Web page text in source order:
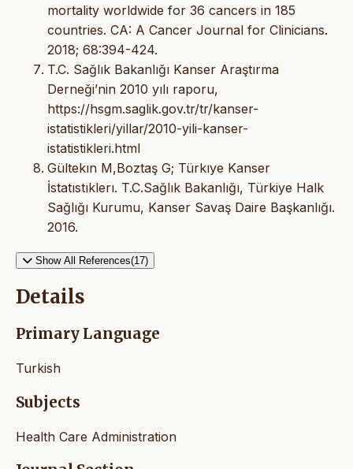
mortality worldwide for 36 cancers in 185
countries. CA: A Cancer Journal for Clinicians.
2018; 68:394-424.
T.C. Sağlık Bakanlığı Kanser Araştırma
Derneği’nin 2010 yılı raporu,
https://hsgm.saglik.gov.tr/tr/kanser-
istatistikleri/yillar/2010-yili-kanser-
istatistikleri.html
Gültekın M,Boztaş G; Türkıye Kanser
İstatıstıklerı. T.C.Sağlık Bakanlığı, Türkiye Halk
Sağlığı Kurumu, Kanser Savaş Daire Başkanlığı.
2016.
Show All References(17)
Details
Primary Language
Turkish
Subjects
Health Care Administration